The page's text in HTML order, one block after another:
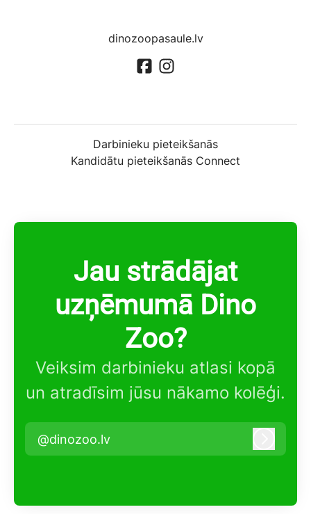
dinozoopasaule.lv
Darbinieku pieteikšanās
Kandidātu pieteikšanās Connect
Jau strādājat
uzņēmumā Dino
Zoo?
Veiksim darbinieku atlasi kopā
un atradīsim jūsu nākamo kolēģi.
@dinozoo.lv